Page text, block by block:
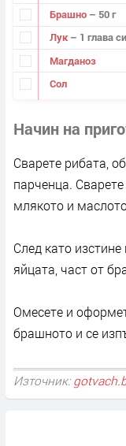
Брашно – 50 г
Лук – 1 глава
Магданоз
Сол
Начин на
Сварете рибата,
парченца.
млякото и
След като
яйцата, част от
Омесете и
брашното и се
Източник: